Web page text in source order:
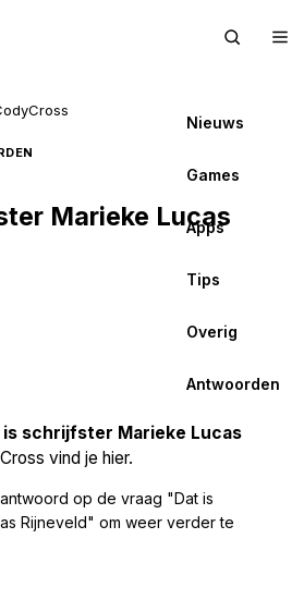
Nieuws
Games
Apps
Tips
Overig
Antwoorden
Marieke Lucas
is schrijfster Marieke Lucas
vind je hier.
op de vraag "Dat is
Rijneveld" om weer verder te